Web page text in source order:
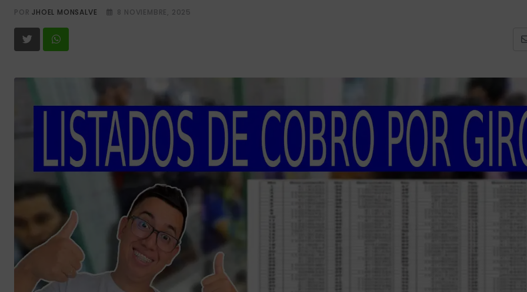
PORJHOEL MONSALVE 8 NOVIEMBRE, 2025